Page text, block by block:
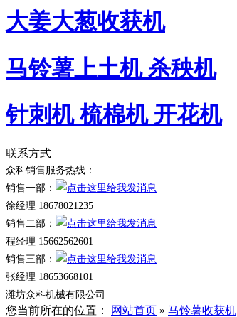
大姜大葱收获机
马铃薯上土机 杀秧机
针刺机 梳棉机 开花机
联系方式
众科销售服务热线：
销售一部：
徐经理 18678021235
销售二部：
程经理 15662562601
销售三部：
张经理 18653668101
潍坊众科机械有限公司
您当前所在的位置： 网站首页 » 马铃薯收获机